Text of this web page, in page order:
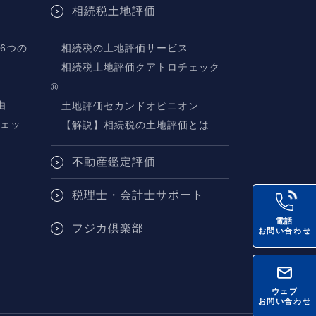
電話
お問い合わせ
ウェブ
お問い合わせ
つの
ッ
相続税土地評価
相続税の土地評価サービス
相続税土地評価クアトロチェック
®
土地評価セカンドオピニオン
【解説】相続税の土地評価とは
不動産鑑定評価
税理士・会計士サポート
フジカ倶楽部